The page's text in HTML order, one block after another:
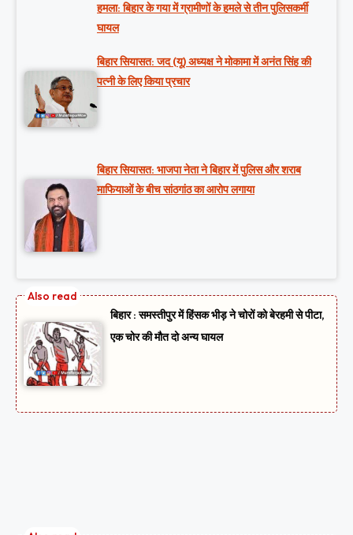
हमला: बिहार के गया में ग्रामीणों के हमले से तीन पुलिसकर्मी
घायल
बिहार सियासत: जद (यू) अध्यक्ष ने मोकामा में अनंत सिंह की
पत्नी के लिए किया प्रचार
बिहार सियासत: भाजपा नेता ने बिहार में पुलिस और शराब
माफियाओं के बीच सांठगांठ का आरोप लगाया
बिहार : समस्तीपुर में हिंसक भीड़ ने चोरों को बेरहमी से पीटा,
एक चोर की मौत दो अन्य घायल